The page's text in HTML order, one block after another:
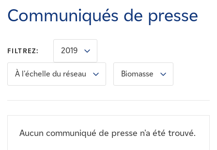
Carrières
Nouvelles
Contactez-nous
Communiqués de presse
FILTREZ: 2019
À l'échelle du réseau Biomasse
Aucun communiqué de presse n'a été trouvé.